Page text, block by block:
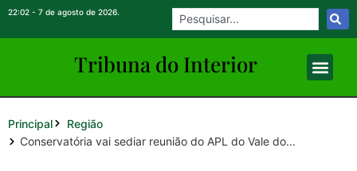
22:02 - 7 de agosto de 2026.
Tribuna do Interior
Principal
Região
Conservatória vai sediar reunião do APL do Vale do...